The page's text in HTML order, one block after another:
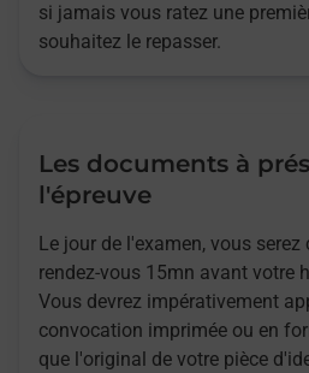
si jamais vous ratez une
souhaitez le repasser.
Les documents à
l'épreuve
Le jour de l'examen, vous
rendez-vous 15mn avant votre
Vous devrez impérativement
convocation imprimée ou en
que l'original de votre pièce